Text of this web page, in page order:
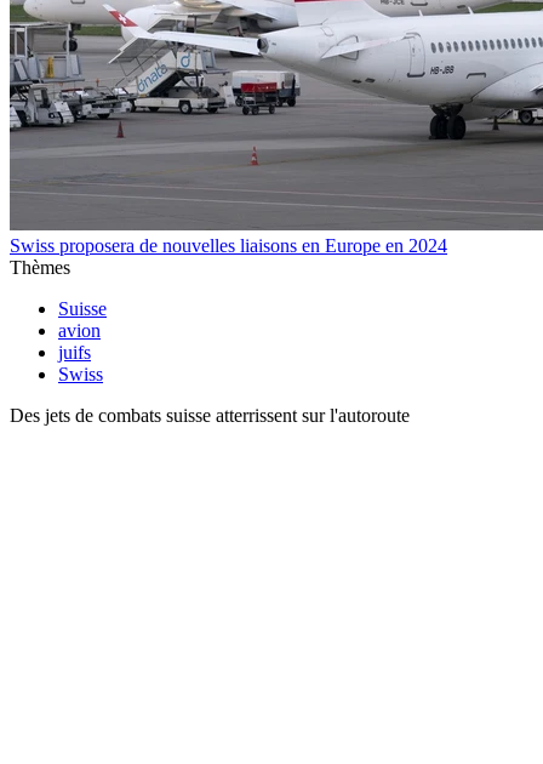
Swiss proposera de nouvelles liaisons en Europe en 2024
Thèmes
Suisse
avion
juifs
Swiss
Des jets de combats suisse atterrissent sur l'autoroute